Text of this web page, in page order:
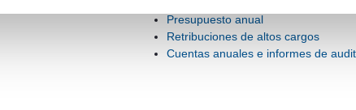
Presupuesto anual
Retribuciones de altos cargos
Cuentas anuales e informes de